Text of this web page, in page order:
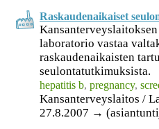
Raskaudenaikaiset
laboratorio vastaa
raskaudenaikaisten
seulontatutkimuksista.
hepatitis b, pregnancy,
Kansanterveyslaitos /
27.8.2007 →